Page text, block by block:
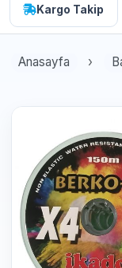
Kargo Takip
Anasayfa